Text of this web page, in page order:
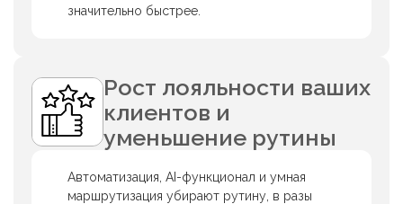
значительно быстрее.
Рост лояльности ваших
клиентов и
уменьшение рутины
Автоматизация, AI-функционал и умная
маршрутизация убирают рутину, в разы